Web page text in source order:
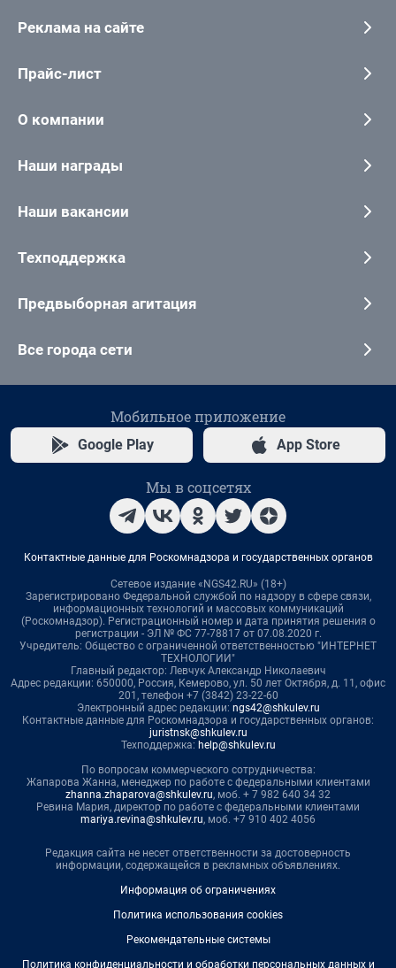
Реклама на сайте
Прайс-лист
О компании
Наши награды
Наши вакансии
Техподдержка
Предвыборная агитация
Все города сети
Мобильное приложение
Google Play App Store
Мы в соцсетях
Контактные данные для Роскомнадзора и государственных органов
Сетевое издание «NGS42.RU» (18+)
Зарегистрировано Федеральной службой по надзору в сфере связи,
информационных технологий и массовых коммуникаций
(Роскомнадзор). Регистрационный номер и дата принятия решения о
регистрации - ЭЛ № ФС 77-78817 от 07.08.2020 г.
Учредитель: Общество с ограниченной ответственностью "ИНТЕРНЕТ
ТЕХНОЛОГИИ"
Главный редактор: Левчук Александр Николаевич
Адрес редакции: 650000, Россия, Кемерово, ул. 50 лет Октября, д. 11, офис
201, телефон +7 (3842) 23-22-60
Электронный адрес редакции: ngs42@shkulev.ru
Контактные данные для Роскомнадзора и государственных органов:
juristnsk@shkulev.ru
Техподдержка: help@shkulev.ru
По вопросам коммерческого сотрудничества:
Жапарова Жанна, менеджер по работе с федеральными клиентами
zhanna.zhaparova@shkulev.ru, моб. + 7 982 640 34 32
Ревина Мария, директор по работе с федеральными клиентами
mariya.revina@shkulev.ru, моб. +7 910 402 4056
Редакция сайта не несет ответственности за достоверность
информации, содержащейся в рекламных объявлениях.
Информация об ограничениях
Политика использования cookies
Рекомендательные системы
Политика конфиденциальности и обработки персональных данных и